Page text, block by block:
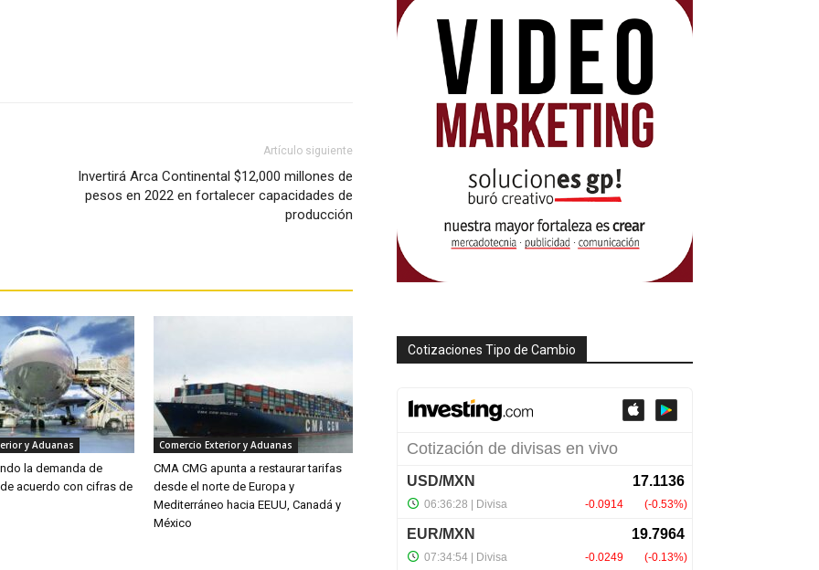
Artículo siguiente
Invertirá Arca Continental $12,000 millones de
pesos en 2022 en fortalecer capacidades de
producción
y Aduanas
la demanda de
acuerdo con cifras de
Comercio Exterior y Aduanas
CMA CMG apunta a restaurar tarifas
desde el norte de Europa y
Mediterráneo hacia EEUU, Canadá y
México
Cotizaciones Tipo de Cambio